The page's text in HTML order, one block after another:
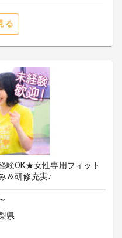
る
験OK★女性専用フィット
＆研修充実♪
県